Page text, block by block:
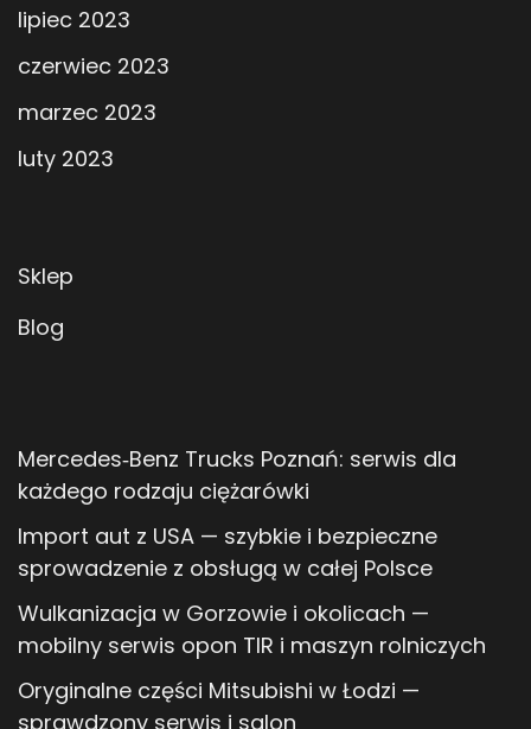
lipiec 2023
czerwiec 2023
marzec 2023
luty 2023
Sklep
Blog
Mercedes‑Benz Trucks Poznań: serwis dla
każdego rodzaju ciężarówki
Import aut z USA — szybkie i bezpieczne
sprowadzenie z obsługą w całej Polsce
Wulkanizacja w Gorzowie i okolicach —
mobilny serwis opon TIR i maszyn rolniczych
Oryginalne części Mitsubishi w Łodzi —
sprawdzony serwis i salon